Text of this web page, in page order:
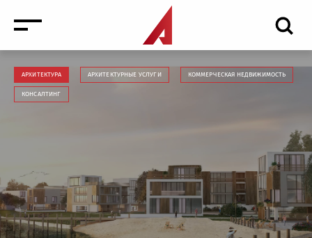
Новости
АРХИТЕКТУРА АРХИТЕКТУРНЫЕ УСЛУГИ КОММЕРЧЕСКАЯ НЕДВИЖИМОСТЬ
КОНСАЛТИНГ